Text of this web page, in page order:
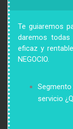
Te guiaremos
daremos
eficaz y
NEGOCIO.
servicio